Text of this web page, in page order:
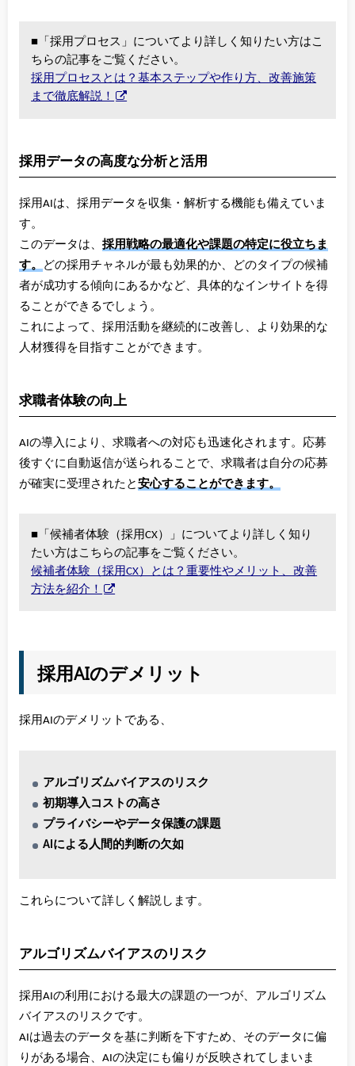
■「採用プロセス」についてより詳しく知りたい方はこ
ちらの記事をご覧ください。
採用プロセスとは？基本ステップや作り方、改善施策
まで徹底解説！
採用データの高度な分析と活用
採用AIは、採用データを収集・解析する機能も備えていま
す。
このデータは、 採用戦略の最適化や課題の特定に役立ちま
す。
どの採用チャネルが最も効果的か、どのタイプの候補
者が成功する傾向にあるかなど、具体的なインサイトを得
ることができるでしょう。
これによって、採用活動を継続的に改善し、より効果的な
人材獲得を目指すことができます。
求職者体験の向上
AIの導入により、求職者への対応も迅速化されます。応募
後すぐに自動返信が送られることで、求職者は自分の応募
が確実に受理されたと安心することができます。
■「候補者体験（採用CX）」についてより詳しく知り
たい方はこちらの記事をご覧ください。
候補者体験（採用CX）とは？重要性やメリット、改善
方法を紹介！
採用AIのデメリット
採用AIのデメリットである、
アルゴリズムバイアスのリスク
初期導入コストの高さ
プライバシーやデータ保護の課題
AIによる人間的判断の欠如
これらについて詳しく解説します。
アルゴリズムバイアスのリスク
採用AIの利用における最大の課題の一つが、アルゴリズム
バイアスのリスクです。
AIは過去のデータを基に判断を下すため、そのデータに偏
りがある場合、AIの決定にも偏りが反映されてしまいま